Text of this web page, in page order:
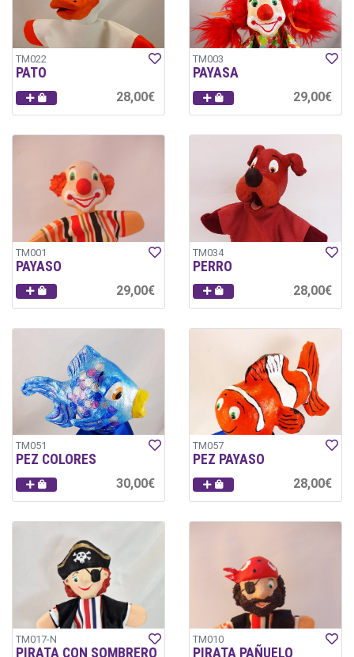
TM022
PATO
28,00€
TM003
PAYASA
29,00€
TM001
PAYASO
29,00€
TM034
PERRO
28,00€
TM051
PEZ COLORES
30,00€
TM057
PEZ PAYASO
28,00€
TM017-N
PIRATA CON SOMBRERO
TM010
PIRATA PAÑUELO